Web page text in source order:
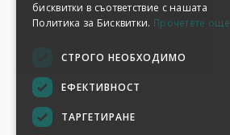
бисквитки в съответствие с нашата
Политика за Бисквитки. Прочетете още
СТРОГО НЕОБХОДИМО
ЕФЕКТИВНОСТ
ТАРГЕТИРАНЕ